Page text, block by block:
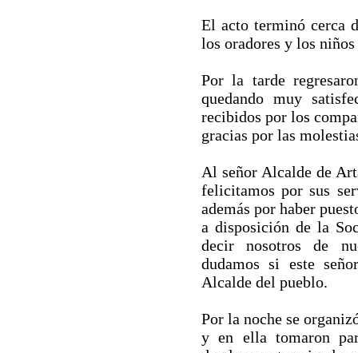
El acto terminó cerca
los oradores y los
Por la tarde
quedando muy
recibidos por los
gracias por las
Al señor Alcalde de
felicitamos por sus
además por haber
a disposición de la
decir nosotros de
dudamos si este
Alcalde del pueblo.
Por la noche se
y en ella tomaron